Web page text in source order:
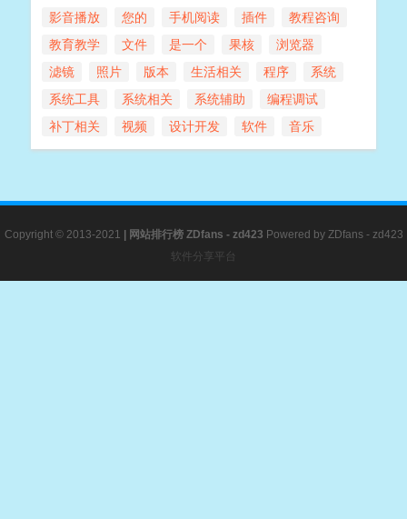
影音播放
您的 手机阅读 插件
教程咨询
教育教学
文件 是一个 果核
浏览器
滤镜
照片 版本 生活相关 程序
系统
系统工具
系统相关 系统辅助
编程调试
补丁相关
视频 设计开发 软件 音乐
Copyright © 2013-2021 网站排行榜ZDfans - zd423 Powered by ZDfans - zd423
软件分享平台